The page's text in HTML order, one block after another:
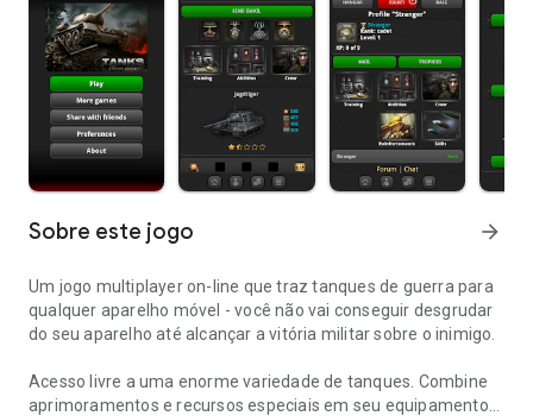
Sobre este jogo arrow_forward
Um jogo multiplayer on-line que traz tanques de guerra para
qualquer aparelho móvel - você não vai conseguir desgrudar
do seu aparelho até alcançar a vitória militar sobre o inimigo.
Acesso livre a uma enorme variedade de tanques. Combine
aprimoramentos e recursos especiais em seu equipamento